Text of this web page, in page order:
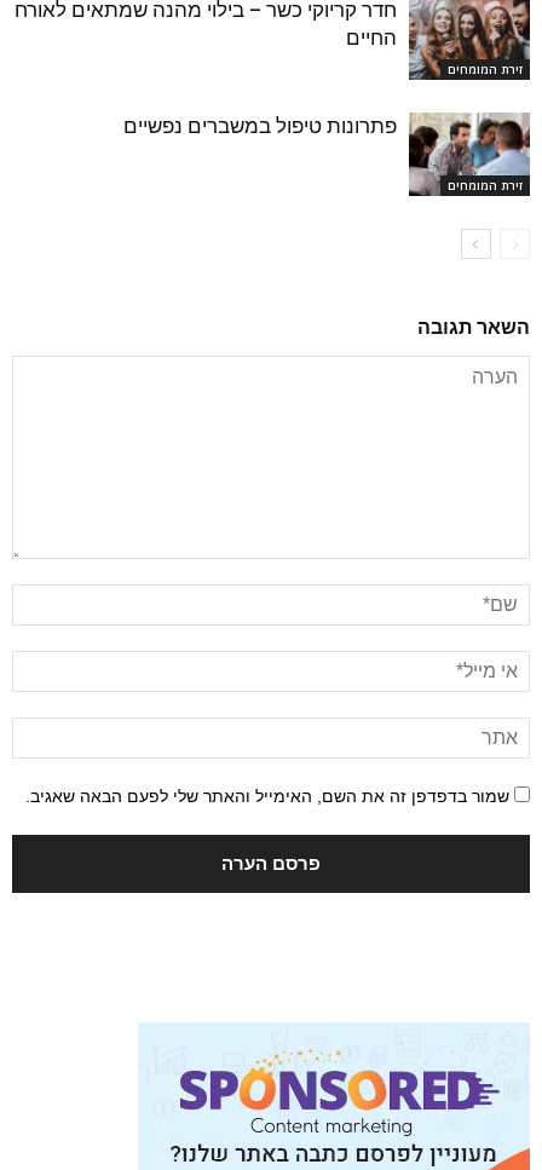
זירת המומחים
חדר קריוקי כשר – בילוי מהנה שמתאים לאורח
החיים
זירת המומחים
פתרונות טיפול במשברים נפשיים
השאר תגובה
שמור בדפדפן זה את השם, האימייל והאתר שלי לפעם הבאה שאגיב.